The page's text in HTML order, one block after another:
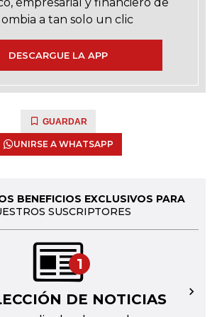
empresarial y financiero de
a tan solo un clic
DESCARGUE LA APP
GUARDAR
UNIRSE A WHATSAPP
BENEFICIOS EXCLUSIVOS PARA
SUSCRIPTORES
1
DE NOTICIAS →